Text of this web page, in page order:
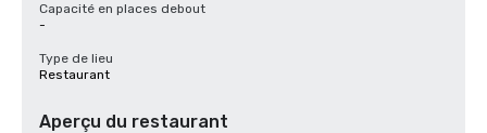
Capacité en places debout
-
Type de lieu
Restaurant
Aperçu du restaurant